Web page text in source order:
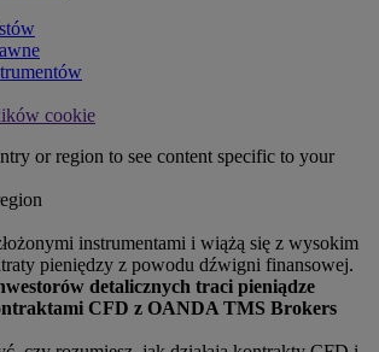
cookie
or region to see content specific to your
instrumentami i wiążą się z wysokim
pieniędzy z powodu dźwigni finansowej.
detalicznych traci pieniądze
CFD z OANDA TMS Brokers